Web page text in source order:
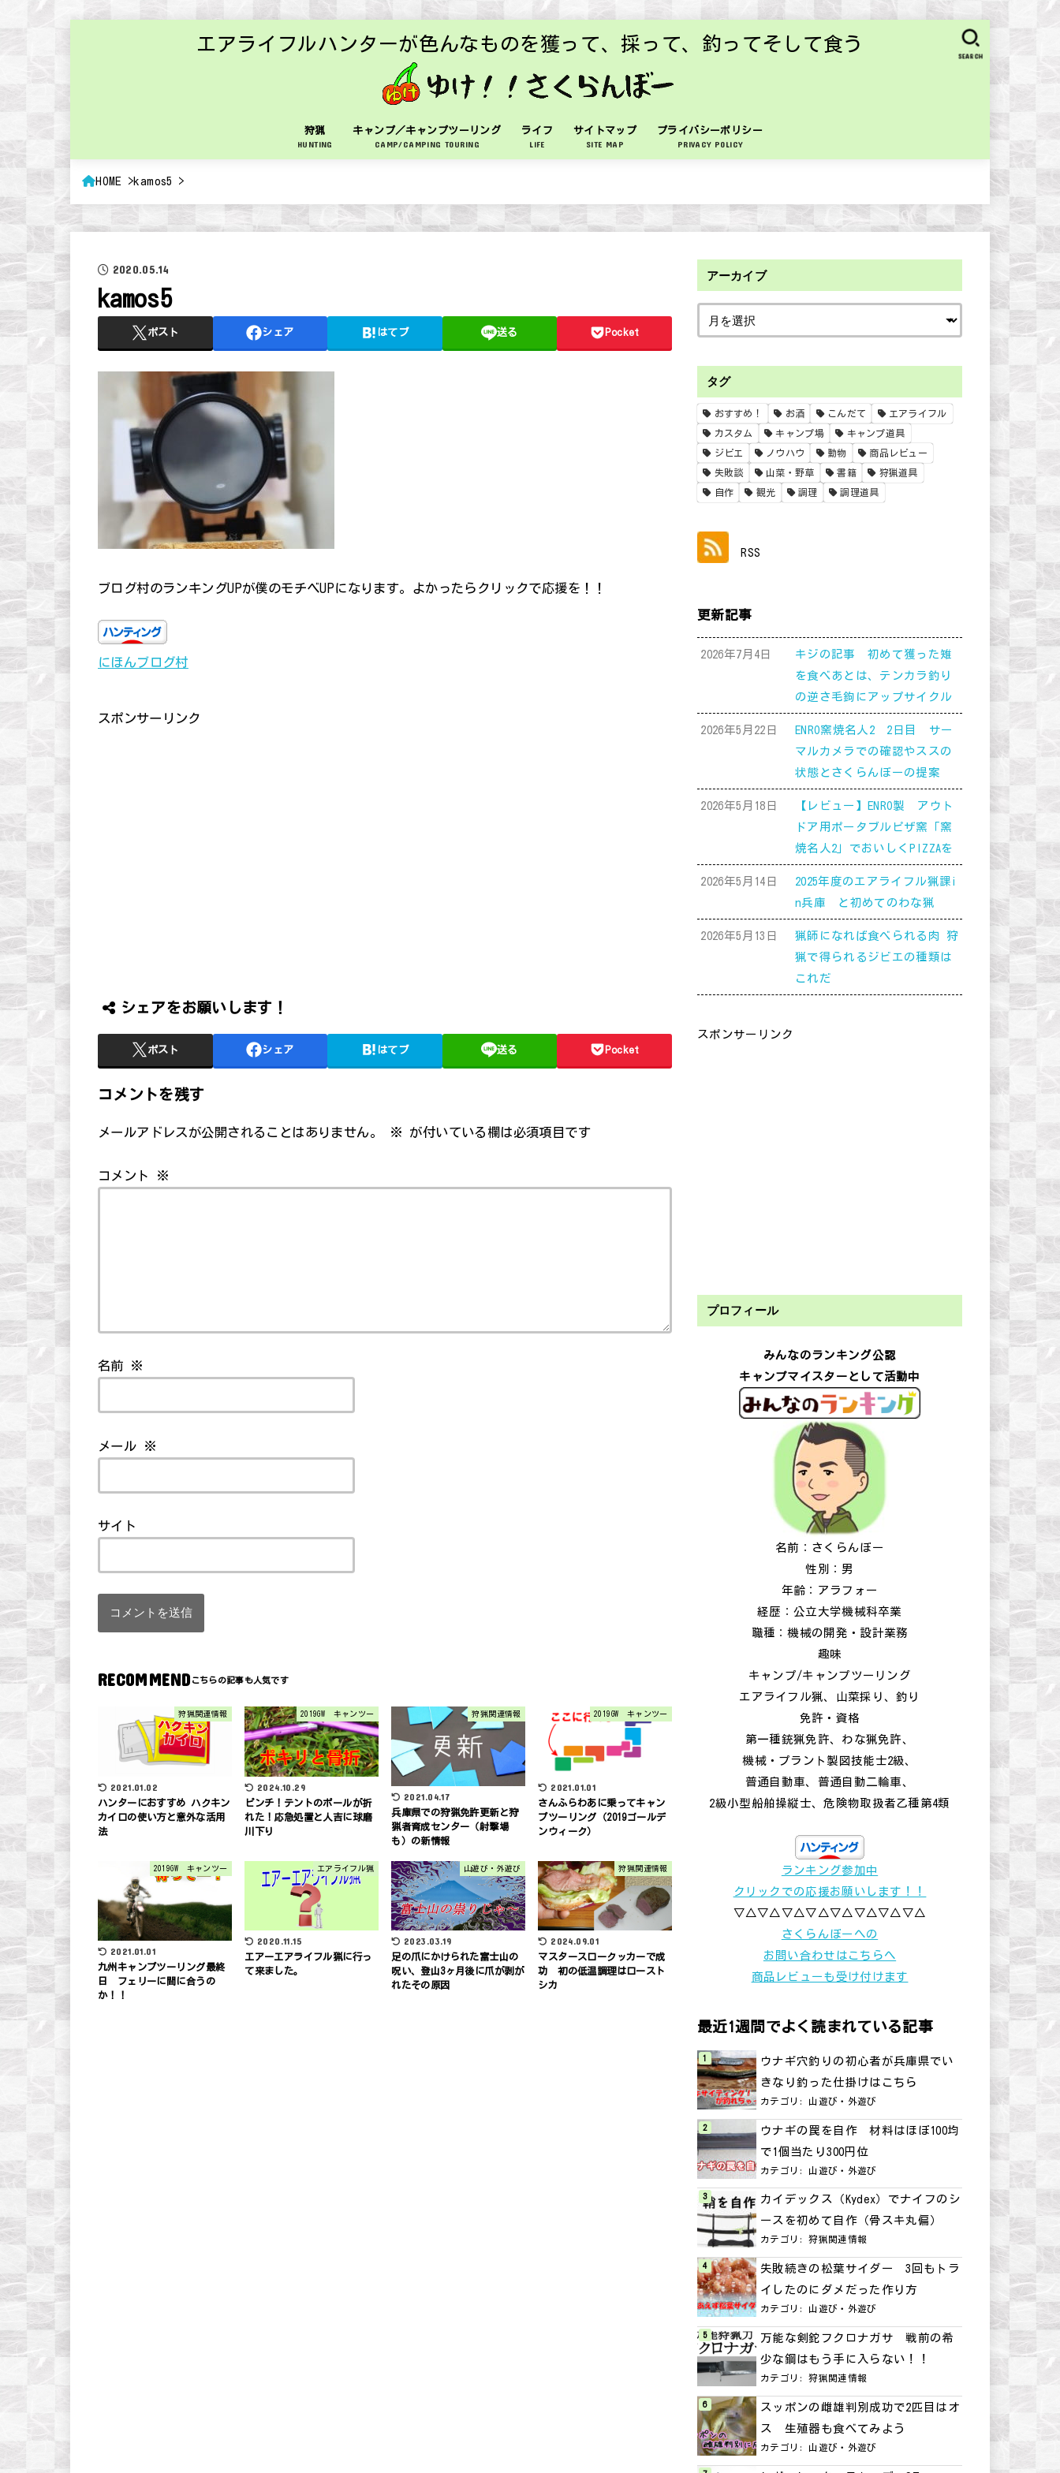
エアライフルハンターが色んなものを獲って、採って、釣ってそして食う
狩猟
HUNTING
キャンプ／キャンプツーリング
CAMP/CAMPING TOURING
ライフ
LIFE
サイトマップ
SITE MAP
プライバシーポリシー
PRIVACY POLICY
SEARCH
HOME kamos5
2020.05.14
kamos5
ポスト シェア はてブ 送る Pocket
ブログ村のランキングUPが僕のモチベUPになります。よかったらクリックで応援を！！
にほんブログ村
スポンサーリンク
シェアをお願いします！
ポスト シェア はてブ 送る Pocket
コメントを残す
メールアドレスが公開されることはありません。 ※ が付いている欄は必須項目です
コメント ※
名前 ※
メール ※
サイト
RECOMMEND
狩猟関連情報
2021.01.02
ハンターにおすすめ ハクキン
カイロの使い方と意外な活用
法
2019GW キャンツー
2024.10.29
ピンチ！テントのポールが折
れた！応急処置と人吉に球磨
川下り
狩猟関連情報
2021.04.17
兵庫県での狩猟免許更新と狩
猟者育成センター（射撃場
も）の新情報
2019GW キャンツー
2021.01.01
さんふらわあに乗ってキャン
プツーリング（2019ゴールデ
ンウィーク）
2019GW キャンツー
2021.01.01
九州キャンプツーリング最終
日 フェリーに間に合うの
か！！
エアライフル猟
2020.11.15
エアーエアライフル猟に行っ
て来ました。
山遊び・外遊び
2023.03.19
足の爪にかけられた富士山の
呪い、登山3ヶ月後に爪が剥が
れたその原因
狩猟関連情報
2024.09.01
マスタースロークッカーで成
功 初の低温調理はロースト
シカ
アーカイブ
タグ
おすすめ！ お酒 こんだて エアライフル
カスタム キャンプ場 キャンプ道具
ジビエ ノウハウ 動物 商品レビュー
失敗談 山菜・野草 書籍 狩猟道具
自作 観光 調理 調理道具
RSS
更新記事
2026年7月4日
キジの記事 初めて獲った雉
を食べあとは、テンカラ釣り
の逆さ毛鉤にアップサイクル
2026年5月22日
ENRO窯焼名人2 2日目 サー
マルカメラでの確認やススの
状態とさくらんぼーの提案
2026年5月18日
【レビュー】ENRO製 アウト
ドア用ポータブルピザ窯「窯
焼名人2」でおいしくPIZZAを
2026年5月14日
2025年度のエアライフル猟課i
n兵庫 と初めてのわな猟
2026年5月13日
猟師になれば食べられる肉 狩
猟で得られるジビエの種類は
これだ
スポンサーリンク
プロフィール
みんなのランキング公認
キャンプマイスターとして活動中
名前：さくらんぼー
性別：男
年齢：アラフォー
経歴：公立大学機械科卒業
職種：機械の開発・設計業務
趣味
キャンプ/キャンプツーリング
エアライフル猟、山菜採り、釣り
免許・資格
第一種銃猟免許、わな猟免許、
機械・プラント製図技能士2級、
普通自動車、普通自動二輪車、
2級小型船舶操縦士、危険物取扱者乙種第4類
ランキング参加中
クリックでの応援お願いします！！
▽△▽△▽△▽△▽△▽△▽△▽△
さくらんぼーへの
お問い合わせはこちらへ
商品レビューも受け付けます
最近1週間でよく読まれている記事
ウナギ穴釣りの初心者が兵庫県でい
きなり釣った仕掛けはこちら
カテゴリ: 山遊び・外遊び
ウナギの罠を自作 材料はほぼ100均
で1個当たり300円位
カテゴリ: 山遊び・外遊び
カイデックス（Kydex）でナイフのシ
ースを初めて自作（骨スキ丸偏）
カテゴリ:狩猟関連情報
失敗続きの松葉サイダー 3回もトラ
イしたのにダメだった作り方
カテゴリ: 山遊び・外遊び
万能な剣鉈フクロナガサ 戦前の希
少な鋼はもう手に入らない！！
カテゴリ:狩猟関連情報
スッポンの雌雄判別成功で2匹目はオ
ス 生殖器も食べてみよう
カテゴリ: 山遊び・外遊び